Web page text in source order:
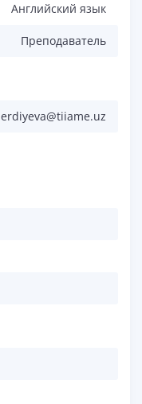
Английский язык
Преподаватель